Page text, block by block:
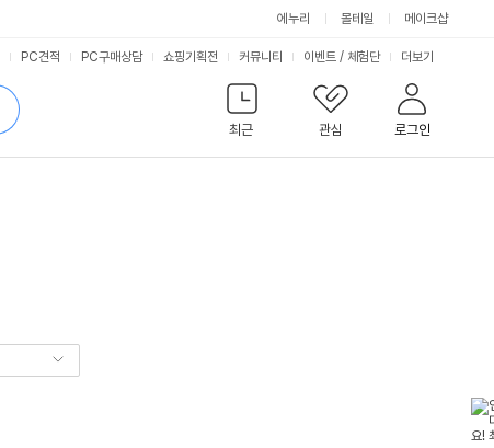
에누리 몰테일 메이크샵
최근
관심 로그인
PC견적 PC구매상담 쇼핑기획전 커뮤니티 이벤트 / 체험단 서
비
스
더보기